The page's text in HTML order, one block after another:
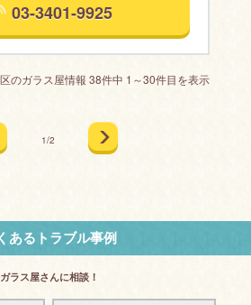
03-3401-9925
のガラス屋情報 38件中 1～30件目を表示
1/2
あるトラブル事例
ラス屋さんに相談！